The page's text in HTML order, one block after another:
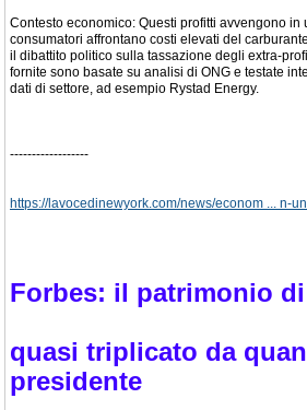
Contesto economico: Questi profitti avvengono in
consumatori affrontano costi elevati del
il dibattito politico sulla tassazione degli extra-
fornite sono basate su analisi di ONG e testate
dati di settore, ad esempio Rystad Energy.
------------------
https://lavocedinewyork.com/news/econom ... n-
Forbes: il patrimonio
quasi triplicato da
presidente